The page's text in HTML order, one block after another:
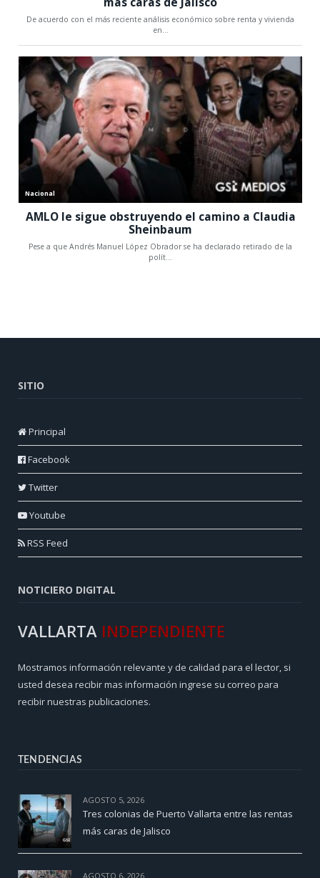
SITIO
Principal
Facebook
Twitter
Youtube
RSS Feed
NOTICIERO DIGITAL
VALLARTA INDEPENDIENTE
Mostramos información relevante y de calidad para el lector, si
usted desea recibir mas información ingrese su correo para
recibir nuestras publicaciones.
TENDENCIAS
AGOSTO 5, 2026
Tres colonias de Puerto Vallarta entre las rentas
más caras de Jalisco
AGOSTO 6, 2026